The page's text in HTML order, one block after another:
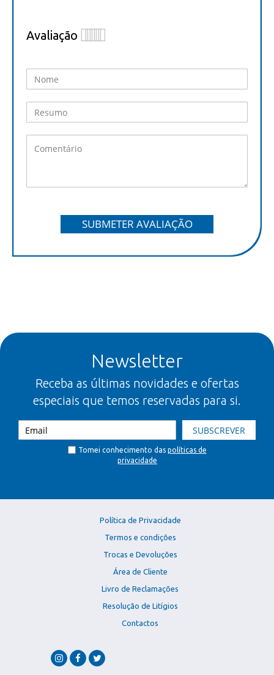
Avaliação
SUBMETER AVALIAÇÃO
Newsletter
Receba as últimas novidades e ofertas
especiais que temos reservadas para si.
SUBSCREVER
Tomei conhecimento das políticas de
privacidade
Política de Privacidade
Termos e condições
Trocas e Devoluções
Área de Cliente
Livro de Reclamações
Resolução de Litígios
Contactos